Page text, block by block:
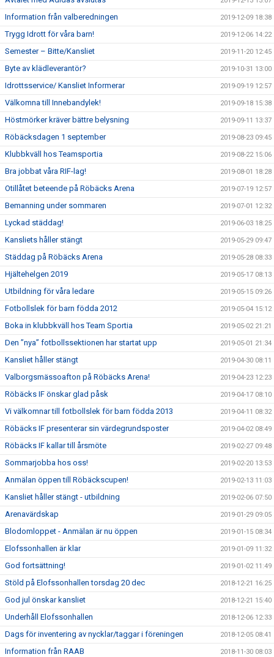
Information från valberedningen 2019-12-09 18:38
Trygg Idrott för våra barn! 2019-12-06 14:22
Semester – Bitte/Kansliet 2019-11-20 12:45
Byte av klädleverantör? 2019-10-31 13:00
Idrottsservice/ Kansliet Informerar 2019-09-19 12:57
Välkomna till Innebandylek! 2019-09-18 15:38
Höstmörker kräver bättre belysning 2019-09-11 13:37
Röbäcksdagen 1 september 2019-08-23 09:45
Klubbkväll hos Teamsportia 2019-08-22 15:06
Bra jobbat våra RIF-lag! 2019-08-01 18:28
Otillåtet beteende på Röbäcks Arena 2019-07-19 12:57
Bemanning under sommaren 2019-07-01 12:32
Lyckad städdag! 2019-06-03 18:25
Kansliets håller stängt 2019-05-29 09:47
Städdag på Röbäcks Arena 2019-05-28 08:33
Hjältehelgen 2019 2019-05-17 08:13
Utbildning för våra ledare 2019-05-15 09:26
Fotbollslek för barn födda 2012 2019-05-04 15:12
Boka in klubbkväll hos Team Sportia 2019-05-02 21:21
Den ”nya” fotbollssektionen har startat upp 2019-05-01 21:34
Kansliet håller stängt 2019-04-30 08:11
Valborgsmässoafton på Röbäcks Arena! 2019-04-23 12:23
Röbäcks IF önskar glad påsk 2019-04-17 08:10
Vi välkomnar till fotbollslek för barn födda 2013 2019-04-11 08:32
Röbäcks IF presenterar sin värdegrundsposter 2019-04-02 08:49
Röbäcks IF kallar till årsmöte 2019-02-27 09:48
Sommarjobba hos oss! 2019-02-20 13:53
Anmälan öppen till Röbäckscupen! 2019-02-13 11:03
Kansliet håller stängt - utbildning 2019-02-06 07:50
Arenavärdskap 2019-01-29 09:05
Blodomloppet - Anmälan är nu öppen 2019-01-15 08:34
Elofssonhallen är klar 2019-01-09 11:32
God fortsättning! 2019-01-02 11:49
Stöld på Elofssonhallen torsdag 20 dec 2018-12-21 16:25
God jul önskar kansliet 2018-12-21 15:40
Underhåll Elofssonhallen 2018-12-06 12:33
Dags för inventering av nycklar/taggar i föreningen 2018-12-05 08:41
Information från RAAB 2018-11-30 08:03